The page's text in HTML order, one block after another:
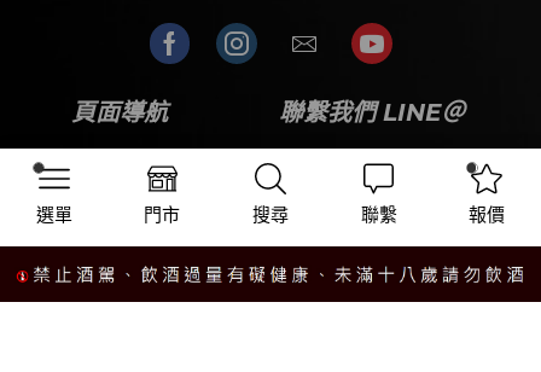
頁面導航
關於我們
酒類介紹
知識專區
聯繫我們 LINE＠
選單 門市 搜尋 聯繫 報價